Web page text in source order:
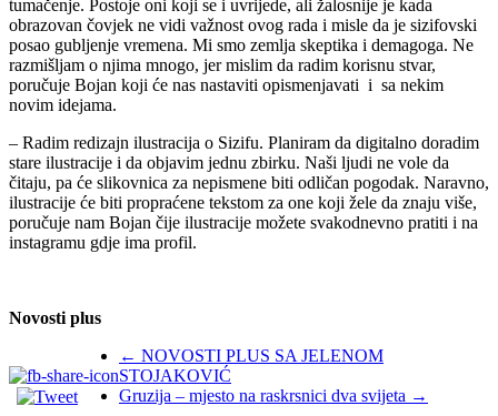
tumačenje. Postoje oni koji se i uvrijede, ali žalosnije je kada
obrazovan čovjek ne vidi važnost ovog rada i misle da je sizifovski
posao gubljenje vremena. Mi smo zemlja skeptika i demagoga. Ne
razmišljam o njima mnogo, jer mislim da radim korisnu stvar,
poručuje Bojan koji će nas nastaviti opismenjavati i sa nekim
novim idejama.
– Radim redizajn ilustracija o Sizifu. Planiram da digitalno doradim
stare ilustracije i da objavim jednu zbirku. Naši ljudi ne vole da
čitaju, pa će slikovnica za nepismene biti odličan pogodak. Naravno,
ilustracije će biti propraćene tekstom za one koji žele da znaju više,
poručuje nam Bojan čije ilustracije možete svakodnevno pratiti i na
instagramu gdje ima profil.
Novosti plus
← NOVOSTI PLUS SA JELENOM
STOJAKOVIĆ
Gruzija – mjesto na raskrsnici dva svijeta →